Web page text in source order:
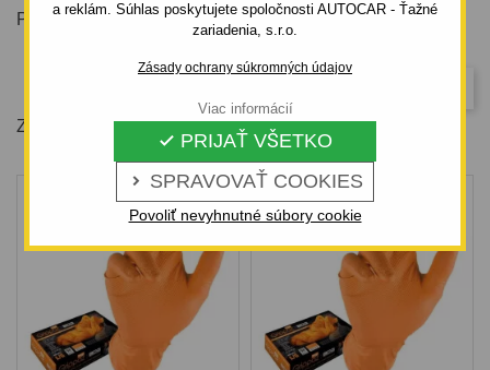
a reklám. Súhlas poskytujete spoločnosti AUTOCAR - Ťažné
zariadenia, s.r.o.
Zásady ochrany súkromných údajov
 SPRAVOVAŤ COOKIES
 PRIJAŤ VŠETKO
Povoliť nevyhnutné súbory cookie
Viac informácií
Pracovné rukavice
Zobrazuje sa 1-8 z 8 položiek